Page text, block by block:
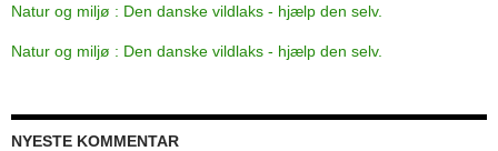
Natur og miljø : Den danske vildlaks - hjælp den selv.
Natur og miljø : Den danske vildlaks - hjælp den selv.
NYESTE KOMMENTAR